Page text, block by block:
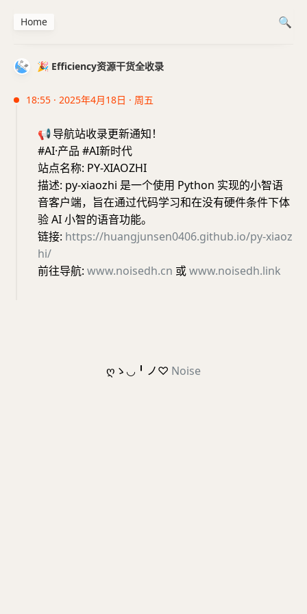
🎉 Efficiency资源干货全收录
18:55 · 2025年4月18日 · 周五
📢导航站收录更新通知！
#AI·产品 #AI新时代
站点名称: PY-XIAOZHI
描述: py-xiaozhi 是一个使用 Python 实现的小智语
音客户端，旨在通过代码学习和在没有硬件条件下体
验 AI 小智的语音功能。
链接: https://huangjunsen0406.github.io/py-xiaoz
hi/
前往导航: www.noisedh.cn 或www.noisedh.link
Home
ღゝ◡╹ノ♡ Noise